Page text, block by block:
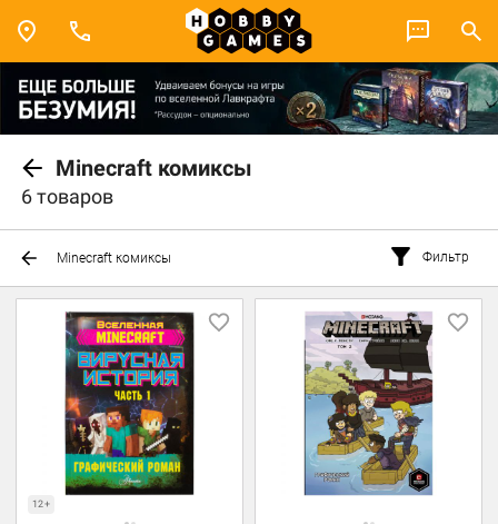
Minecraft комиксы
6 товаров
Minecraft комиксы Фильтр
12+